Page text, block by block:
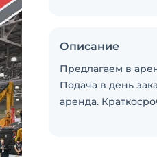
Описание
Предлагаем в
Подача в день
аренда.